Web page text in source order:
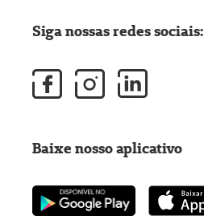
Siga nossas redes sociais:
Baixe nosso aplicativo